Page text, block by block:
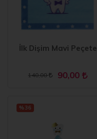
İlk Dişim Mavi Peçete
140,00 90,00
%36